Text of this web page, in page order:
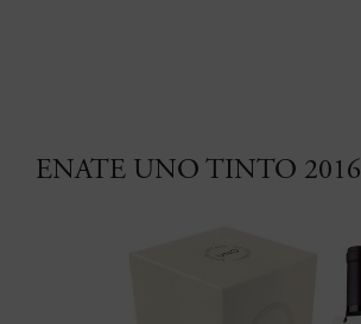
ENATE UNO TINTO 2016